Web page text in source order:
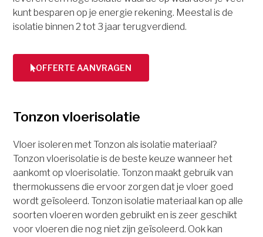
kunt besparen op je energie rekening. Meestal is de
isolatie binnen 2 tot 3 jaar terugverdiend.
OFFERTE AANVRAGEN
Tonzon vloerisolatie
Vloer isoleren met Tonzon als isolatie materiaal?
Tonzon vloerisolatie is de beste keuze wanneer het
aankomt op vloerisolatie. Tonzon maakt gebruik van
thermokussens die ervoor zorgen dat je vloer goed
wordt geïsoleerd. Tonzon isolatie materiaal kan op alle
soorten vloeren worden gebruikt en is zeer geschikt
voor vloeren die nog niet zijn geïsoleerd. Ook kan